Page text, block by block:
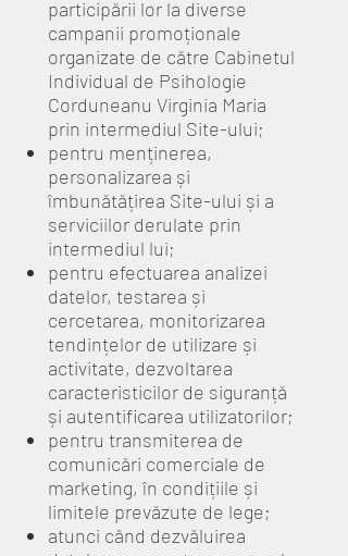
participării lor la diverse
campanii promoționale
organizate de către Cabinetul
Individual de Psihologie
Corduneanu Virginia Maria
prin intermediul Site-ului;
pentru menținerea,
personalizarea și
îmbunătățirea Site-ului și a
serviciilor derulate prin
intermediul lui;
pentru efectuarea analizei
datelor, testarea și
cercetarea, monitorizarea
tendințelor de utilizare și
activitate, dezvoltarea
caracteristicilor de siguranță
și autentificarea utilizatorilor;
pentru transmiterea de
comunicări comerciale de
marketing, în condițiile și
limitele prevăzute de lege;
atunci când dezvăluirea